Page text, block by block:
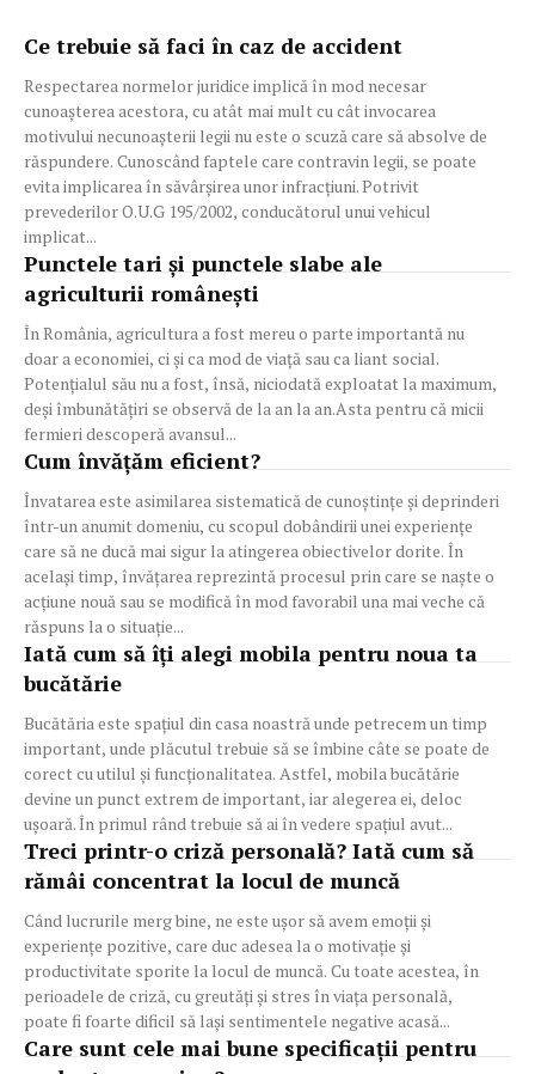
Ce trebuie să faci în caz de accident
Respectarea normelor juridice implică în mod necesar
cunoaşterea acestora, cu atât mai mult cu cât invocarea
motivului necunoaşterii legii nu este o scuză care să absolve de
răspundere. Cunoscând faptele care contravin legii, se poate
evita implicarea în săvârşirea unor infracţiuni. Potrivit
prevederilor O.U.G 195/2002, conducătorul unui vehicul
implicat...
Punctele tari și punctele slabe ale
agriculturii românești
În România, agricultura a fost mereu o parte importantă nu
doar a economiei, ci și ca mod de viață sau ca liant social.
Potențialul său nu a fost, însă, niciodată exploatat la maximum,
deși îmbunătățiri se observă de la an la an.Asta pentru că micii
fermieri descoperă avansul...
Cum învățăm eficient?
Învatarea este asimilarea sistematică de cunoștințe și deprinderi
într-un anumit domeniu, cu scopul dobândirii unei experiențe
care să ne ducă mai sigur la atingerea obiectivelor dorite. În
același timp, învățarea reprezintă procesul prin care se naște o
acțiune nouă sau se modifică în mod favorabil una mai veche că
răspuns la o situație...
Iată cum să îți alegi mobila pentru noua ta
bucătărie
Bucătăria este spațiul din casa noastră unde petrecem un timp
important, unde plăcutul trebuie să se îmbine câte se poate de
corect cu utilul și funcționalitatea. Astfel, mobila bucătărie
devine un punct extrem de important, iar alegerea ei, deloc
ușoară. În primul rând trebuie să ai în vedere spațiul avut...
Treci printr-o criză personală? Iată cum să
rămâi concentrat la locul de muncă
Când lucrurile merg bine, ne este ușor să avem emoții și
experiențe pozitive, care duc adesea la o motivație și
productivitate sporite la locul de muncă. Cu toate acestea, în
perioadele de criză, cu greutăți și stres în viața personală,
poate fi foarte dificil să lași sentimentele negative acasă...
Care sunt cele mai bune specificații pentru